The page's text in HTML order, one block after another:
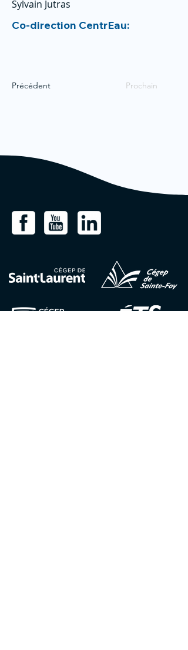
Sylvain Jutras
Co-direction CentrEau:
Précédent Prochain